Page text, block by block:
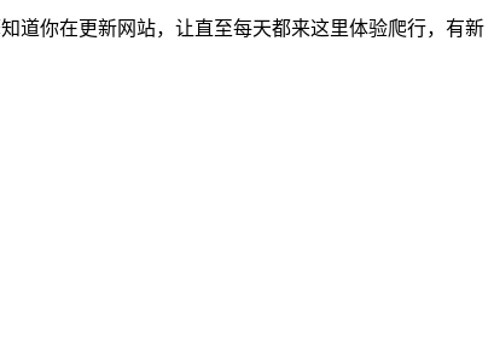
道你在更新网站，让直至每天都来这里体验爬行，有新